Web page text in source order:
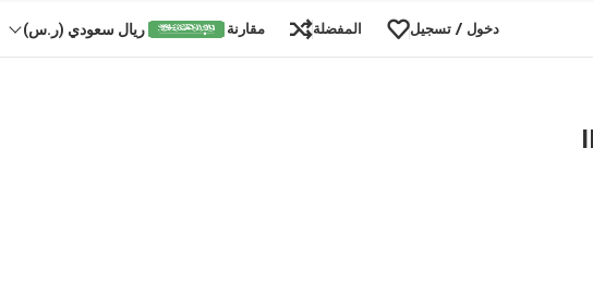
دخول / تسجيل المفضلة مقارنة ريال سعودي (ر.س)